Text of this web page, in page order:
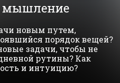
мышление
новым путем,
порядок вещей?
задачи, чтобы не
рутины? Как
и интуицию?